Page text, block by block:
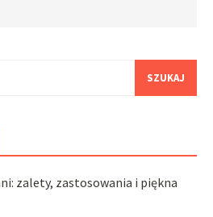
zalety, zastosowania i piękna